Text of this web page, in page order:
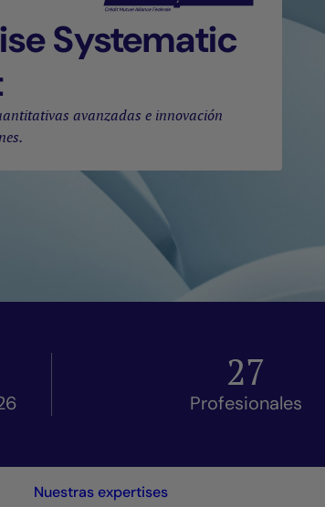
Systematic
avanzadas e innovación
27
Profesionales
Nuestras expertises